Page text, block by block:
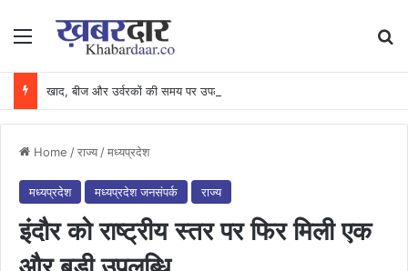
Menu
Home /राज्य /मध्यप्रदेश
मध्यप्रदेश मध्यप्रदेश जनसंपर्क राज्य
इंदौर को राष्ट्रीय स्तर पर फिर मिली एक